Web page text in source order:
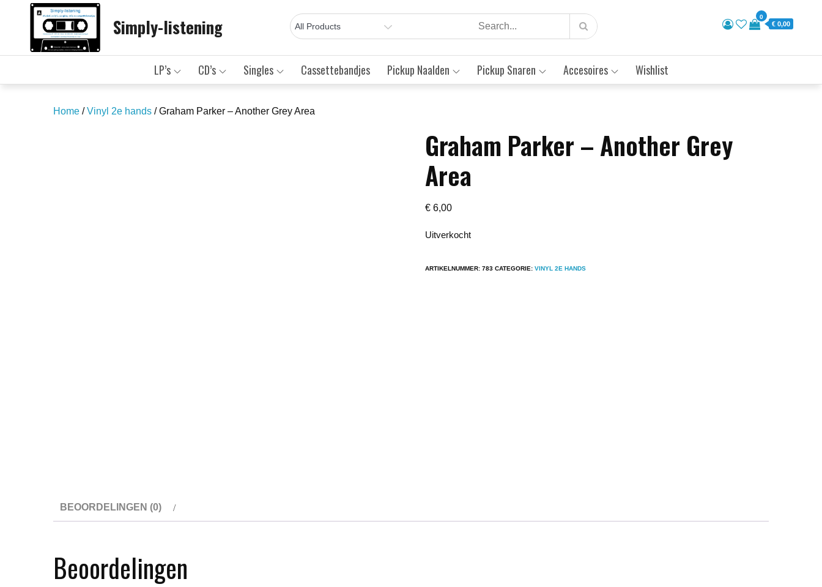
Simply-listening 0
€ 0,00
LP’s CD’s Singles Cassettebandjes Pickup Naalden Pickup Snaren Accesoires Wishlist
Home /Vinyl 2e hands / Graham Parker – Another Grey Area
Graham Parker – Another Grey
Area
€ 6,00
Uitverkocht
ARTIKELNUMMER:783 CATEGORIE:VINYL 2E HANDS
BEOORDELINGEN (0)
Beoordelingen